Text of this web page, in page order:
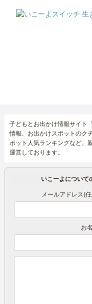
子どもとお出かけ情報サイト
情報、お出かけスポットのク
ポット人気ランキングなど、
運営しております。
いこーよについて
メールアドレス(
お